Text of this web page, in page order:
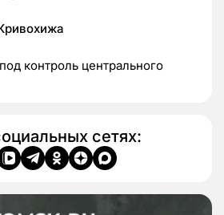
контроль центрального
сетях: